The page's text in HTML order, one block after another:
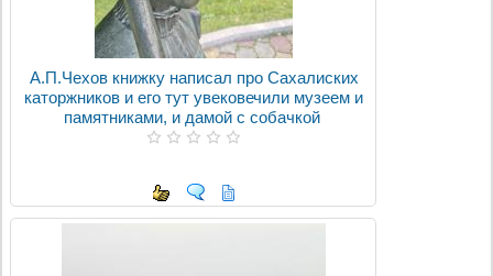
А.П.Чехов книжку написал про Сахалиских
каторжников и его тут увековечили музеем и
памятниками, и дамой с собачкой